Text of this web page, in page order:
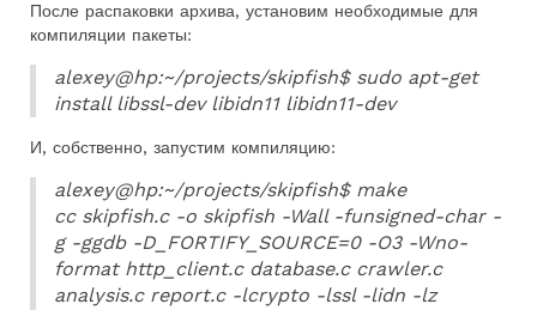
После распаковки архива, установим необходимые для
компиляции пакеты:
alexey@hp:~/projects/skipfish$ sudo apt-get
install libssl-dev libidn11 libidn11-dev
И, собственно, запустим компиляцию:
alexey@hp:~/projects/skipfish$ make
cc skipfish.c -o skipfish -Wall -funsigned-char -
g -ggdb -D_FORTIFY_SOURCE=0 -O3 -Wno-
format http_client.c database.c crawler.c
analysis.c report.c -lcrypto -lssl -lidn -lz